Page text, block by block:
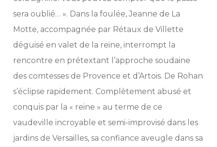
sera oublié… ». Dans la foulée, Jeanne de La
Motte, accompagnée par Rétaux de Villette
déguisé en valet de la reine, interrompt la
rencontre en prétextant l’approche soudaine
des comtesses de Provence et d’Artois. De Rohan
s’éclipse rapidement. Complètement abusé et
conquis par la « reine » au terme de ce
vaudeville incroyable et semi-improvisé dans les
jardins de Versailles, sa confiance aveugle dans sa